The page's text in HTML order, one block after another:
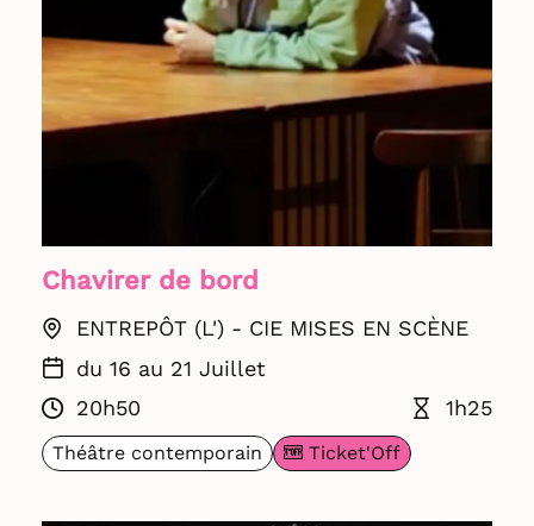
Chavirer de bord
ENTREPÔT (L') - CIE MISES EN SCÈNE
du 16 au 21 Juillet
20h50
1h25
Théâtre contemporain Ticket'Off